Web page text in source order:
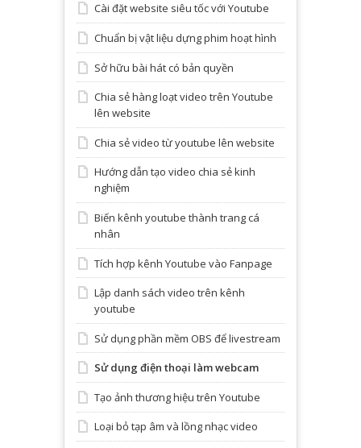
Cài đặt website siêu tốc với Youtube
Chuẩn bị vật liệu dựng phim hoạt hình
Sở hữu bài hát có bản quyền
Chia sẻ hàng loạt video trên Youtube
lên website
Chia sẻ video từ youtube lên website
Hướng dẫn tạo video chia sẻ kinh
nghiệm
Biến kênh youtube thành trang cá
nhân
Tích hợp kênh Youtube vào Fanpage
Lập danh sách video trên kênh
youtube
Sử dụng phần mềm OBS để livestream
Sử dụng điện thoại làm webcam
Tạo ảnh thương hiệu trên Youtube
Loại bỏ tạp âm và lồng nhạc video